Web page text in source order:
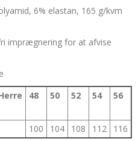
6% elastan, 165 g/kvm
imprægnering for at afvise
48 50 52 54 56
100 104 108 112 116